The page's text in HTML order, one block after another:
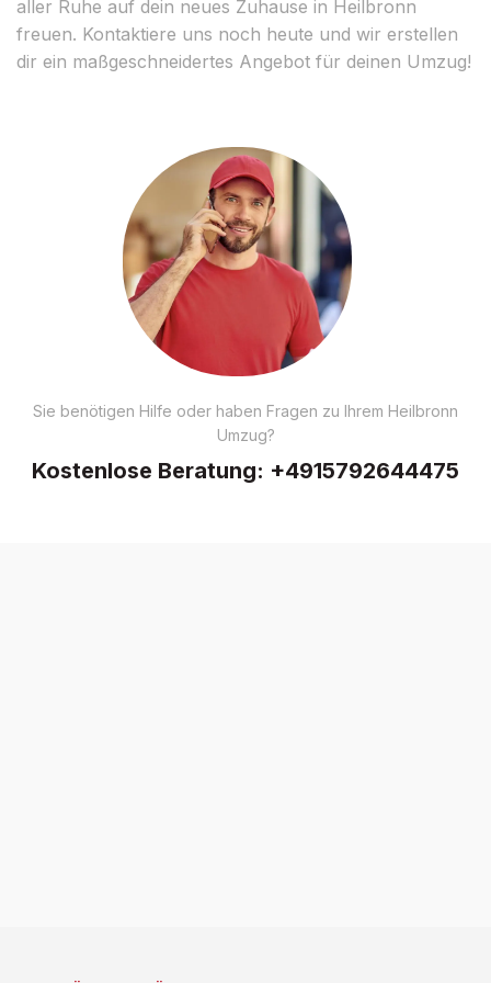
aller Ruhe auf dein neues Zuhause in Heilbronn
freuen. Kontaktiere uns noch heute und wir erstellen
dir ein maßgeschneidertes Angebot für deinen Umzug!
Sie benötigen Hilfe oder haben Fragen zu Ihrem Heilbronn
Umzug?
Kostenlose Beratung: +4915792644475